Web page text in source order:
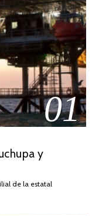
01
y
de la estatal